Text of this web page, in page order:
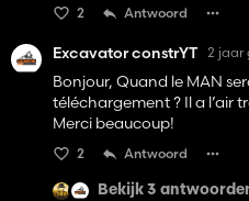
2 Antwoord
Excavator constrYT 2 jaar
Bonjour, Quand le MAN
téléchargement ? Il a l’air
Merci beaucoup!
2 Antwoord
Bekijk 3